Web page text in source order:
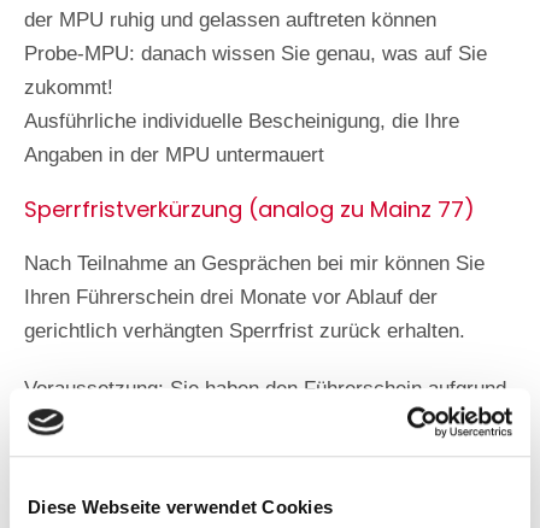
Diese Webseite verwendet Cookies
der MPU ruhig und gelassen auftreten können
Probe-MPU: danach wissen Sie genau, was auf Sie
zukommt!
Ausführliche individuelle Bescheinigung, die Ihre
Angaben in der MPU untermauert
Sperrfristverkürzung (analog zu Mainz 77)
Nach Teilnahme an Gesprächen bei mir können Sie
Ihren Führerschein drei Monate vor Ablauf der
gerichtlich verhängten Sperrfrist zurück erhalten.
Voraussetzung: Sie haben den Führerschein aufgrund
einer Trunkenheitsfahrt unter 2 Promille BAK verloren
und hatten keine weiteren schwerwiegenden